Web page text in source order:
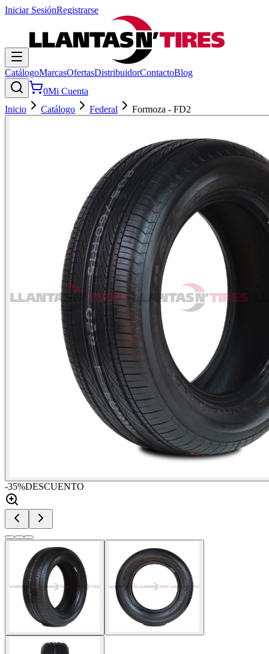
Iniciar SesiónRegistrarse
CatálogoMarcasOfertasDistribuidorContactoBlog
0Mi Cuenta
Inicio
Catálogo Federal Formoza - FD2
-35%DESCUENTO